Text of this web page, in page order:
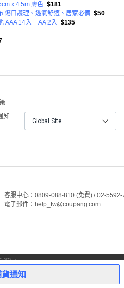
通知
x 4.5m 膚色 $181
傷口護理、透氣舒適、居家必備 $50
AAA 14入 + AA 2入 $135
知
Global Site
客服中心：0809-088-810 (免費) / 02-
電子郵件：help_tw@coupang.com
利。
冊之關聯公司之所